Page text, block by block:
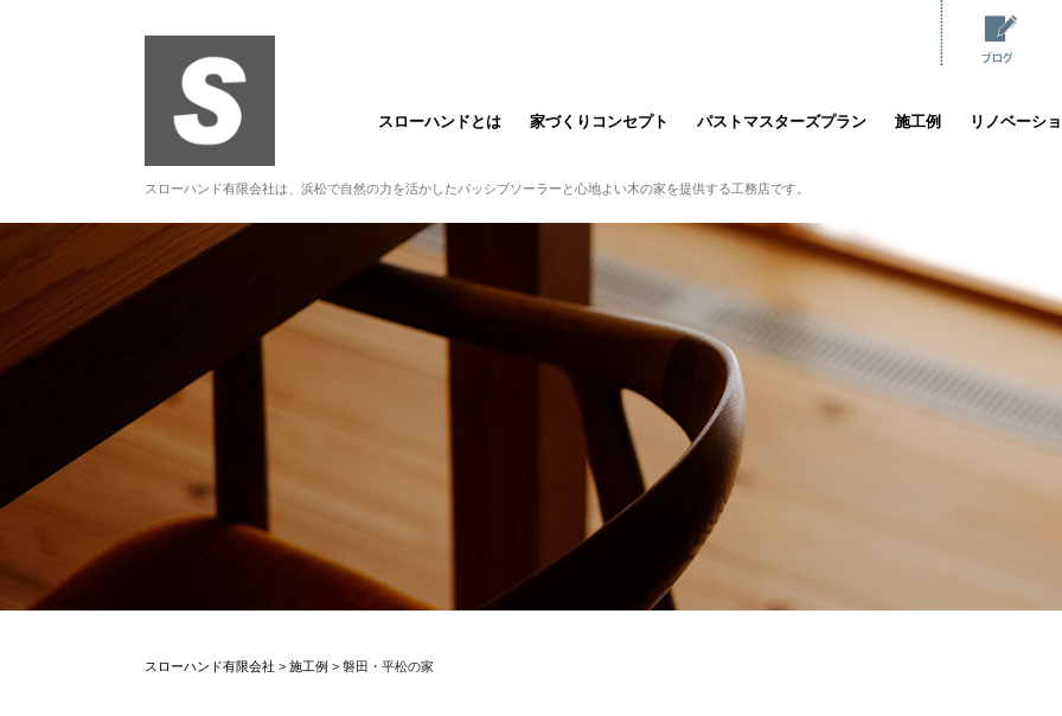
スローハンドとは 家づくりコンセプト パストマスターズプラン 施工例 リノベーシ
スローハンド有限会社は、浜松で自然の力を活かしたパッシブソーラーと心地よい木の家を提供する工務店です。
スローハンド有限会社 > 施工例 > 磐田・平松の家